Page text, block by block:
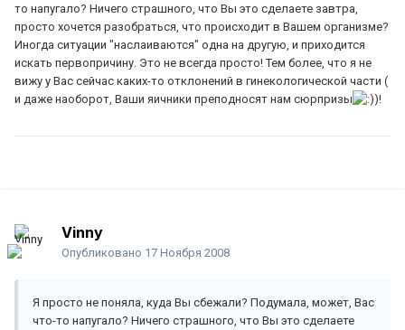
то напугало? Ничего страшного, что Вы это сделаете завтра,
просто хочется разобраться, что происходит в Вашем организме?
Иногда ситуации "наслаиваются" одна на другую, и приходится
искать первопричину. Это не всегда просто! Тем более, что я не
вижу у Вас сейчас каких-то отклонений в гинекологической части (
и даже наоборот, Ваши яичники преподносят нам сюрпризы
)!
Vinny
Опубликовано 17 Ноября 2008
Я просто не поняла, куда Вы сбежали? Подумала, может, Вас
что-то напугало? Ничего страшного, что Вы это сделаете